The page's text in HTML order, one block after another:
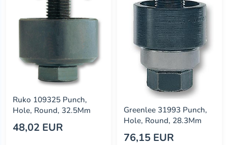
Ruko 109325 Punch,
Hole, Round, 32.5Mm
48,02 EUR
Greenlee 31993 Punch,
Hole, Round, 28.3Mm
76,15 EUR